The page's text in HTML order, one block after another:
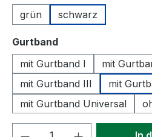
grün
schwarz
Gurtbandauswählen
mit Gurtband I
mit
mit Gurtband III
mit
mit Gurtband Universal
Produkt Anzahl: